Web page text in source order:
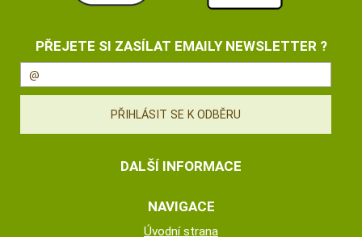
PŘEJETE SI ZASÍLAT EMAILY NEWSLETTER ?
DALŠÍ INFORMACE
NAVIGACE
Úvodní strana